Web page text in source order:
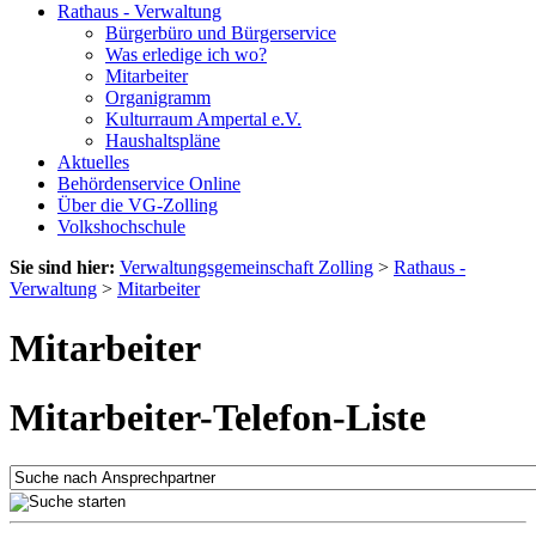
Rathaus - Verwaltung
Bürgerbüro und Bürgerservice
Was erledige ich wo?
Mitarbeiter
Organigramm
Kulturraum Ampertal e.V.
Haushaltspläne
Aktuelles
Behördenservice Online
Über die VG-Zolling
Volkshochschule
Sie sind hier: Verwaltungsgemeinschaft Zolling > Rathaus -
Verwaltung > Mitarbeiter
Mitarbeiter
Mitarbeiter-Telefon-Liste